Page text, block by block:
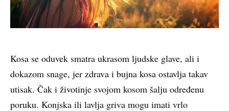
Kosa se oduvek smatra ukrasom ljudske glave, ali i
dokazom snage, jer zdrava i bujna kosa ostavlja takav
utisak. Čak i životinje svojom kosom šalju određenu
poruku. Konjska ili lavlja griva mogu imati vrlo